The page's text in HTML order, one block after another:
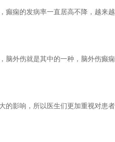
癫痫的发病率一直居高不降，越来越
外伤就是其中的一种，脑外伤癫痫
影响，所以医生们更加重视对患者